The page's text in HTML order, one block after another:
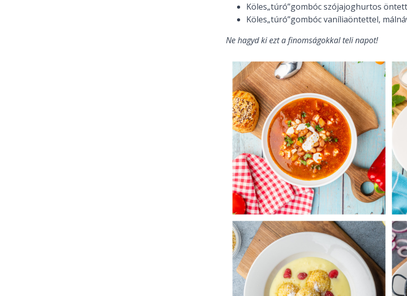
Köles„túró”gombóc szójajoghurtos
Köles„túró”gombóc vaníliaöntettel,
Ne hagyd ki ezt a finomságokkal teli napot!